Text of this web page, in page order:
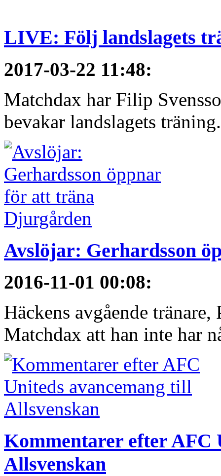
LIVE: Följ landslagets
2017-03-22 11:48:
Matchdax har Filip
bevakar landslagets
Avslöjar: Gerhardsson
2016-11-01 00:08:
Häckens avgående
Matchdax att han inte har
Kommentarer efter AFC
Allsvenskan